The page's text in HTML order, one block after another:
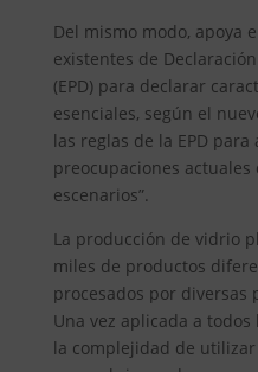
Del mismo modo, apoya
existentes de
(EPD) para declarar
esenciales, según el
las reglas de la EPD
preocupaciones
escenarios”.
La producción de vidrio
miles de productos
procesados ​​por diversas
Una vez aplicada a
la complejidad de utilizar